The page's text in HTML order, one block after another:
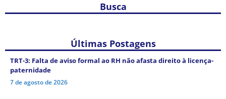
Busca
Últimas Postagens
TRT-3: Falta de aviso formal ao RH não afasta direito à licença-
paternidade
7 de agosto de 2026